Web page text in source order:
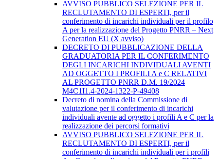
AVVISO PUBBLICO SELEZIONE PER IL
RECLUTAMENTO DI ESPERTI, per il
conferimento di incarichi individuali per il profilo
A per la realizzazione del Progetto PNRR – Next
Generation EU (X avviso)
DECRETO DI PUBBLICAZIONE DELLA
GRADUATORIA PER IL CONFERIMENTO
DEGLI INCARICHI INDIVIDUALI AVENTI
AD OGGETTO I PROFILI A e C RELATIVI
AL PROGETTO PNRR D.M. 19/2024
M4C1I1.4-2024-1322-P-49408
Decreto di nomina della Commissione di
valutazione per il conferimento di incarichi
individuali avente ad oggetto i profili A e C per la
realizzazione dei percorsi formativi
AVVISO PUBBLICO SELEZIONE PER IL
RECLUTAMENTO DI ESPERTI, per il
conferimento di incarichi individuali per i profili